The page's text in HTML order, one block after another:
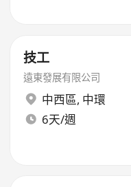
技工
遠東發展有限公司
中西區, 中環
6天/週